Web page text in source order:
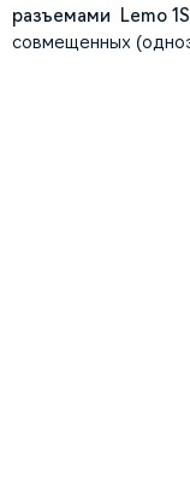
разъемами Lemo
совмещенных